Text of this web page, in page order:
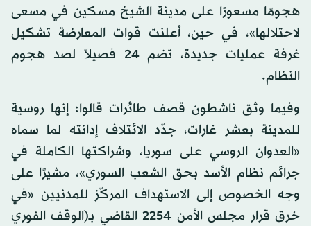
هجومًا مسعورًا على مدينة الشيخ مسكين في مسعى
لاحتلالها»، في حين، أعلنت قوات المعارضة تشكيل
غرفة عمليات جديدة، تضم 24 فصيلاً لصد هجوم
النظام.
وفيما وثق ناشطون قصف طائرات قالوا: إنها روسية
للمدينة بعشر غارات، جدّد الائتلاف إدانته لما سماه
«العدوان الروسي على سوريا، وشراكتها الكاملة في
جرائم نظام الأسد بحق الشعب السوري»، مشيرًا على
وجه الخصوص إلى الاستهداف المركّز للمدنيين «في
خرق قرار مجلس الأمن 2254 القاضي بـ(الوقف الفوري